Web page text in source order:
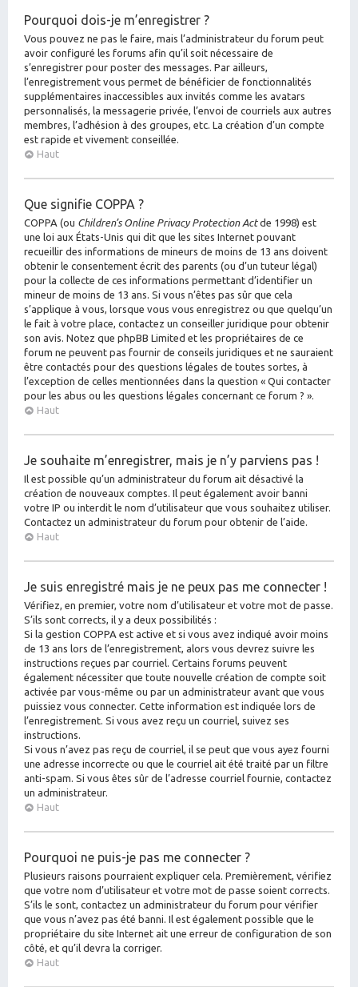
Pourquoi dois-je m’enregistrer ?
Vous pouvez ne pas le faire, mais l’administrateur du forum peut
avoir configuré les forums afin qu’il soit nécessaire de
s’enregistrer pour poster des messages. Par ailleurs,
l’enregistrement vous permet de bénéficier de fonctionnalités
supplémentaires inaccessibles aux invités comme les avatars
personnalisés, la messagerie privée, l’envoi de courriels aux autres
membres, l’adhésion à des groupes, etc. La création d’un compte
est rapide et vivement conseillée.
Haut
Que signifie COPPA ?
COPPA (ou Children’s Online Privacy Protection Actde 1998) est
une loi aux États-Unis qui dit que les sites Internet pouvant
recueillir des informations de mineurs de moins de 13 ans doivent
obtenir le consentement écrit des parents (ou d’un tuteur légal)
pour la collecte de ces informations permettant d’identifier un
mineur de moins de 13 ans. Si vous n’êtes pas sûr que cela
s’applique à vous, lorsque vous vous enregistrez ou que quelqu’un
le fait à votre place, contactez un conseiller juridique pour obtenir
son avis. Notez que phpBB Limited et les propriétaires de ce
forum ne peuvent pas fournir de conseils juridiques et ne sauraient
être contactés pour des questions légales de toutes sortes, à
l’exception de celles mentionnées dans la question « Qui contacter
pour les abus ou les questions légales concernant ce forum ? ».
Haut
Je souhaite m’enregistrer, mais je n’y parviens pas !
Il est possible qu’un administrateur du forum ait désactivé la
création de nouveaux comptes. Il peut également avoir banni
votre IP ou interdit le nom d’utilisateur que vous souhaitez utiliser.
Contactez un administrateur du forum pour obtenir de l’aide.
Haut
Je suis enregistré mais je ne peux pas me connecter !
Vérifiez, en premier, votre nom d’utilisateur et votre mot de passe.
S’ils sont corrects, il y a deux possibilités :
Si la gestion COPPA est active et si vous avez indiqué avoir moins
de 13 ans lors de l’enregistrement, alors vous devrez suivre les
instructions reçues par courriel. Certains forums peuvent
également nécessiter que toute nouvelle création de compte soit
activée par vous-même ou par un administrateur avant que vous
puissiez vous connecter. Cette information est indiquée lors de
l’enregistrement. Si vous avez reçu un courriel, suivez ses
instructions.
Si vous n’avez pas reçu de courriel, il se peut que vous ayez fourni
une adresse incorrecte ou que le courriel ait été traité par un filtre
anti-spam. Si vous êtes sûr de l’adresse courriel fournie, contactez
un administrateur.
Haut
Pourquoi ne puis-je pas me connecter ?
Plusieurs raisons pourraient expliquer cela. Premièrement, vérifiez
que votre nom d’utilisateur et votre mot de passe soient corrects.
S’ils le sont, contactez un administrateur du forum pour vérifier
que vous n’avez pas été banni. Il est également possible que le
propriétaire du site Internet ait une erreur de configuration de son
côté, et qu’il devra la corriger.
Haut